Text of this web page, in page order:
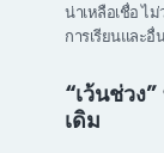
น่าเหลือเชื่อ ไ
การเรียนและอื่
“เว้นช่วง
เดิม